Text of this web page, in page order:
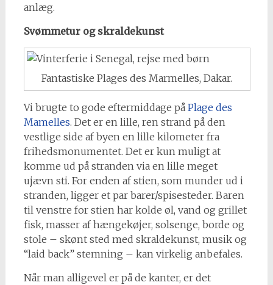
anlæg.
Svømmetur og skraldekunst
Fantastiske Plages des Marmelles, Dakar.
Vi brugte to gode eftermiddage på Plage des
Mamelles. Det er en lille, ren strand på den
vestlige side af byen en lille kilometer fra
frihedsmonumentet. Det er kun muligt at
komme ud på stranden via en lille meget
ujævn sti. For enden af stien, som munder ud i
stranden, ligger et par barer/spisesteder. Baren
til venstre for stien har kolde øl, vand og grillet
fisk, masser af hængekøjer, solsenge, borde og
stole – skønt sted med skraldekunst, musik og
“laid back” stemning – kan virkelig anbefales.
Når man alligevel er på de kanter, er det